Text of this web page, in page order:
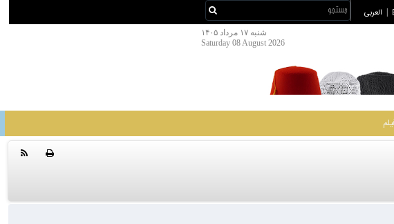
العربی
شنبه ۱۷ مرداد ۱۴۰۵
Saturday 08 August 2026